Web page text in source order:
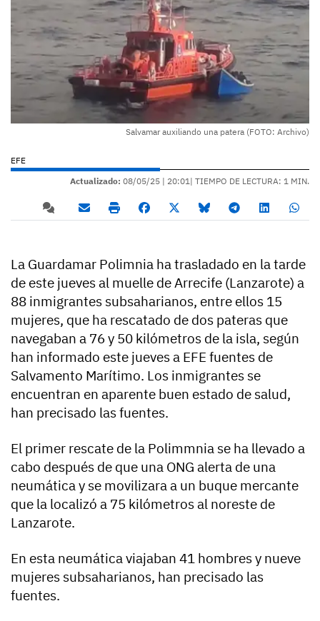
Salvamar auxiliando una patera (FOTO: Archivo)
EFE
Actualizado: 08/05/25 | 20:01 | TIEMPO DE LECTURA: 1 MIN.
La Guardamar Polimnia ha trasladado en la tarde
de este jueves al muelle de Arrecife (Lanzarote) a
88 inmigrantes subsaharianos, entre ellos 15
mujeres, que ha rescatado de dos pateras que
navegaban a 76 y 50 kilómetros de la isla, según
han informado este jueves a EFE fuentes de
Salvamento Marítimo. Los inmigrantes se
encuentran en aparente buen estado de salud,
han precisado las fuentes.
El primer rescate de la Polimmnia se ha llevado a
cabo después de que una ONG alerta de una
neumática y se movilizara a un buque mercante
que la localizó a 75 kilómetros al noreste de
Lanzarote.
En esta neumática viajaban 41 hombres y nueve
mujeres subsaharianos, han precisado las
fuentes.